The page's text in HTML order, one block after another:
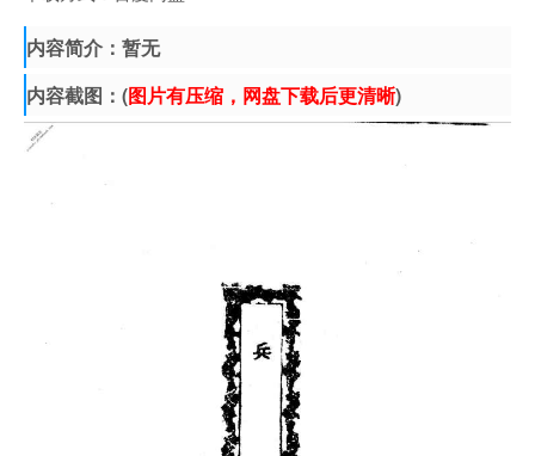
内容简介：暂无
内容截图：(图片有压缩，网盘下载后更清晰)